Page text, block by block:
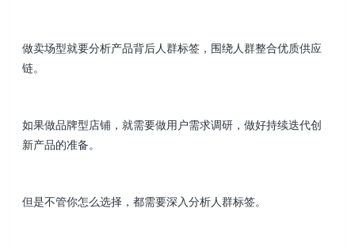
做卖场型就要分析产品背后人群标签，围绕人群整合优质供应
链。
如果做品牌型店铺，就需要做用户需求调研，做好持续迭代创
新产品的准备。
但是不管你怎么选择，都需要深入分析人群标签。